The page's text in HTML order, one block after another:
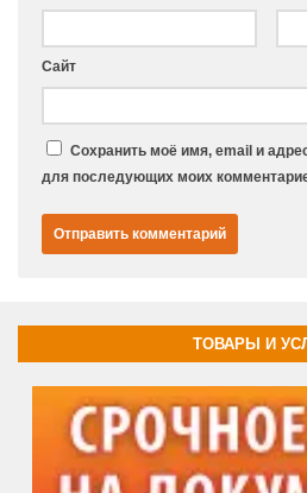
Сайт
Сохранить моё имя, email и
для последующих моих
ТОВАРЫ И